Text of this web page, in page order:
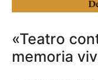
«Teatro
memoria